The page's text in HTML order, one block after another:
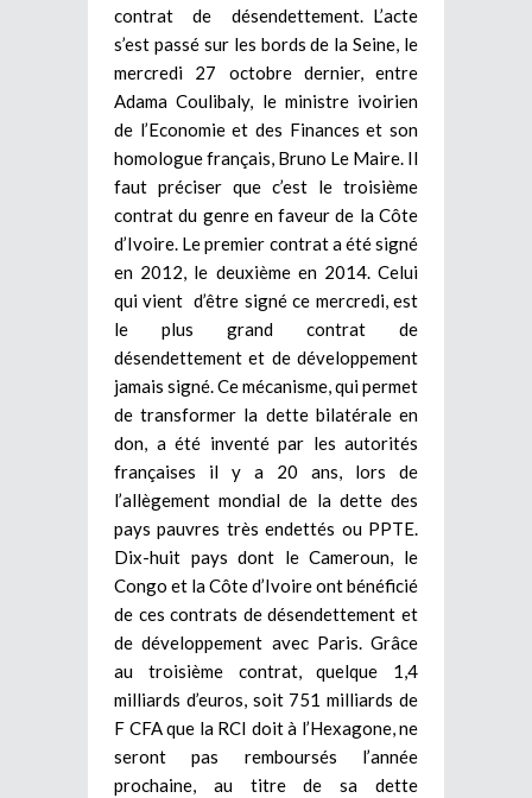
contrat de désendettement. L’acte
s’est passé sur les bords de la Seine, le
mercredi 27 octobre dernier, entre
Adama Coulibaly, le ministre ivoirien
de l’Economie et des Finances et son
homologue français, Bruno Le Maire. Il
faut préciser que c’est le troisième
contrat du genre en faveur de la Côte
d’Ivoire. Le premier contrat a été signé
en 2012, le deuxième en 2014. Celui
qui vient d’être signé ce mercredi, est
le plus grand contrat de
désendettement et de développement
jamais signé. Ce mécanisme, qui permet
de transformer la dette bilatérale en
don, a été inventé par les autorités
françaises il y a 20 ans, lors de
l’allègement mondial de la dette des
pays pauvres très endettés ou PPTE.
Dix-huit pays dont le Cameroun, le
Congo et la Côte d’Ivoire ont bénéficié
de ces contrats de désendettement et
de développement avec Paris. Grâce
au troisième contrat, quelque 1,4
milliards d’euros, soit 751 milliards de
F CFA que la RCI doit à l’Hexagone, ne
seront pas remboursés l’année
prochaine, au titre de sa dette